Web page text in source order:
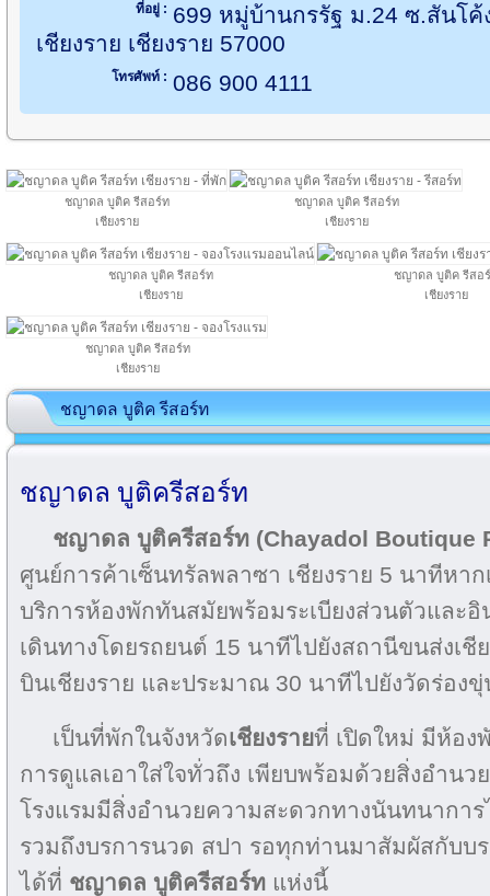
ที่อยู่ : 699 หมู่บ้านกรรัฐ ม.24 ซ.สันโค้
เชียงราย เชียงราย 57000
โทรศัพท์ : 086 900 4111
ชญาดล บูติค รีสอร์ท
เชียงราย
ชญาดล บูติค รีสอร์ท
เชียงราย
ชญาดล บูติค รีสอร์ท
เชียงราย
ชญาดล บูติค รีสอ
เชียงราย
ชญาดล บูติค รีสอร์ท
เชียงราย
ชญาดล บูติค รีสอร์ท
ชญาดล บูติครีสอร์ท
ชญาดล บูติครีสอร์ท (Chayadol Boutique
ศูนย์การค้าเซ็นทรัลพลาซา เชียงราย 5 นาทีหา
บริการห้องพักทันสมัย​​พร้อมระเบียงส่วนตัวและอิ
เดินทางโดยรถยนต์ 15 นาทีไปยังสถานีขนส่งเชี
บินเชียงราย และประมาณ 30 นาทีไปยังวัดร่องขุ่
เป็นที่พักในจังหวัดเชียงรายที่ เปิดใหม่ มีห้อง
การดูแลเอาใส่ใจทั่วถึง เพียบพร้อมด้วยสิ่งอำน
โรงแรมมีสิ่งอำนวยความสะดวกทางนันทนากา
รวมถึงบรการนวด สปา รอทุกท่านมาสัมผัสกับบ
ได้ที่ ชญาดล บูติครีสอร์ท แห่งนี้